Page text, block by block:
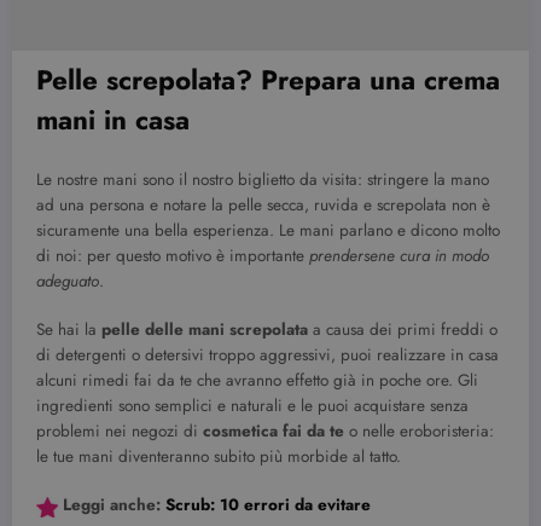
Pelle screpolata? Prepara una crema
mani in casa
Le nostre mani sono il nostro biglietto da visita: stringere la mano
ad una persona e notare la pelle secca, ruvida e screpolata non è
sicuramente una bella esperienza. Le mani parlano e dicono molto
di noi: per questo motivo è importante prendersene cura in modo
adeguato.
Se hai la pelle delle mani screpolata a causa dei primi freddi o
di detergenti o detersivi troppo aggressivi, puoi realizzare in casa
alcuni rimedi fai da te che avranno effetto già in poche ore. Gli
ingredienti sono semplici e naturali e le puoi acquistare senza
problemi nei negozi di cosmetica fai da te o nelle eroboristeria:
le tue mani diventeranno subito più morbide al tatto.
Leggi anche: Scrub: 10 errori da evitare